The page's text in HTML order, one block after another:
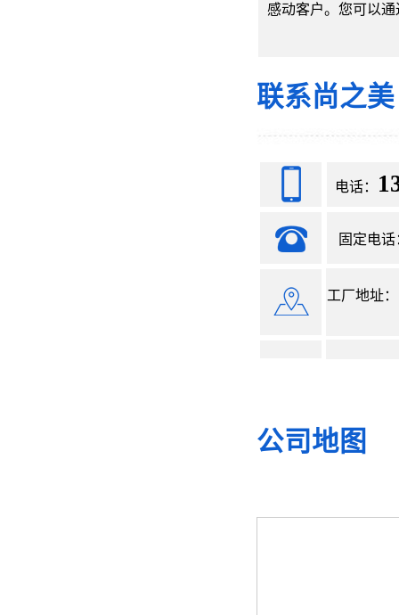
感动客户。您可以
联系尚之美
电话：
固定电话
工厂地址
公司地图